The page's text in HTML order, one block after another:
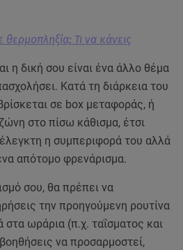
Τι να κάνεις
η δική σου είναι ένα άλλο θέμα
Κατά τη διάρκεια του
σε box μεταφοράς, ή
στο πίσω κάθισμα, έτσι
η συμπεριφορά του αλλά
απότομο φρενάρισμα.
σου, θα πρέπει να
την προηγούμενη ρουτίνα
ωράρια (π.χ. ταΐσματος και
να προσαρμοστεί,